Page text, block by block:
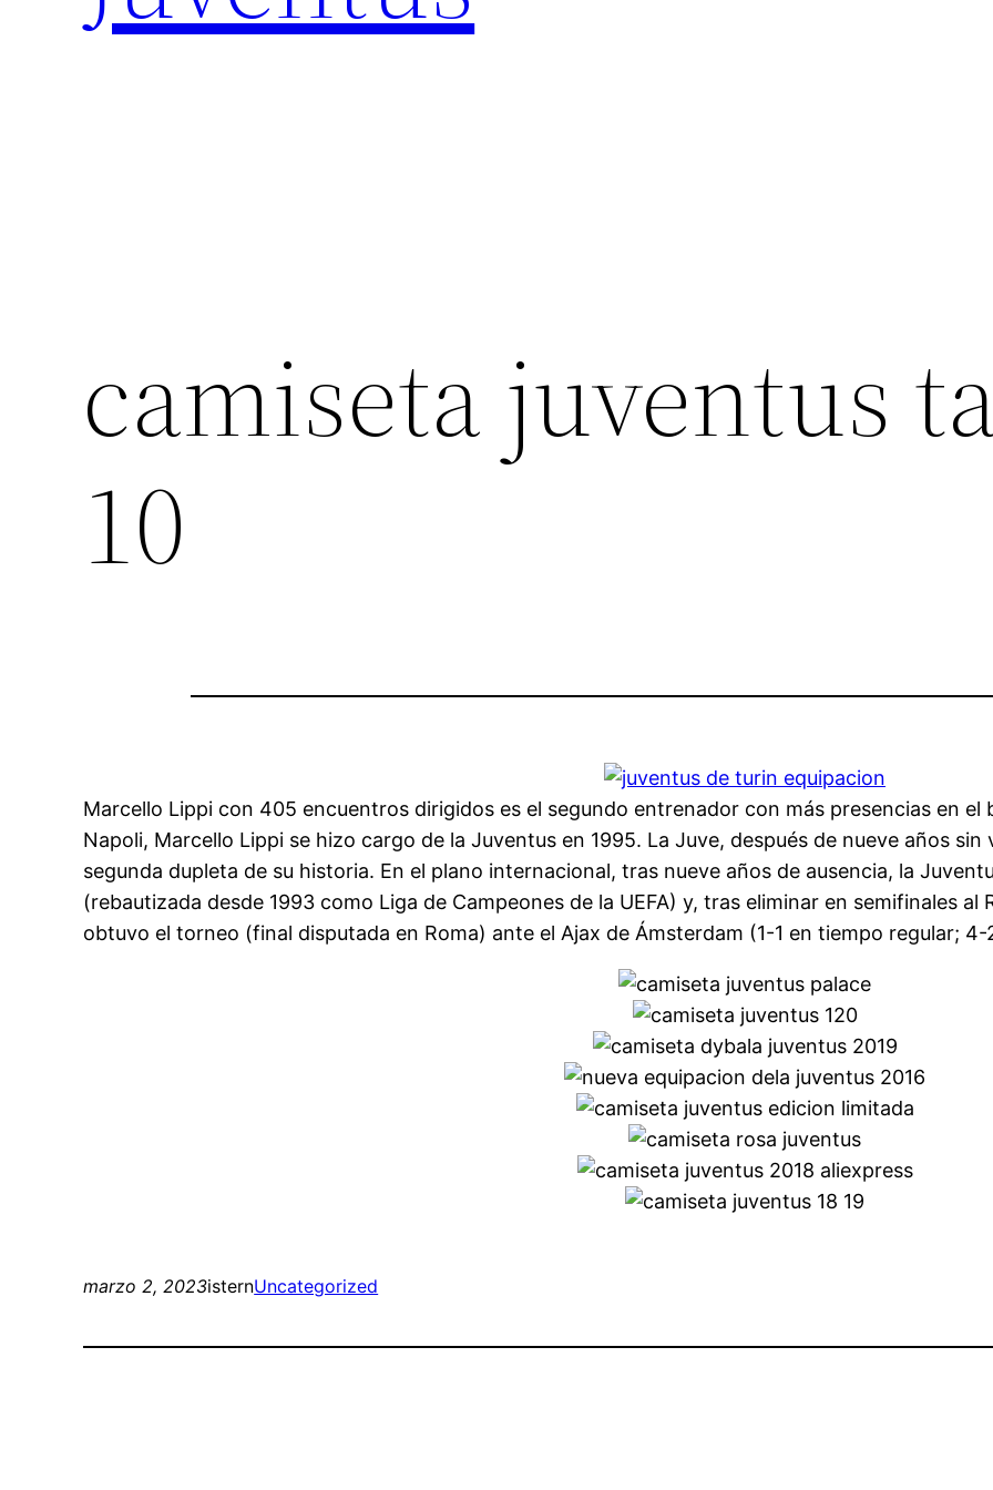
camiseta juventus
10
Marcello Lippi con 405 encuentros dirigidos es el segundo entrenador con más presencias en el
Napoli, Marcello Lippi se hizo cargo de la Juventus en 1995. La Juve, después de nueve años
segunda dupleta de su historia. En el plano internacional, tras nueve años de ausencia, la
(rebautizada desde 1993 como Liga de Campeones de la UEFA) y, tras eliminar en semifinales
obtuvo el torneo (final disputada en Roma) ante el Ajax de Ámsterdam (1-1 en tiempo regular;
marzo 2, 2023isternUncategorized